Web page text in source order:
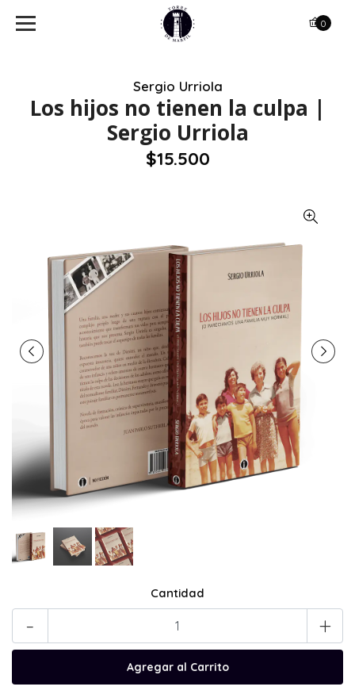
0
Sergio Urriola
Los hijos no tienen la culpa |
Sergio Urriola
$15.500
Cantidad
- +